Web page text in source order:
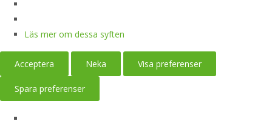
Läs mer om dessa syften
Acceptera Neka Visa preferenser
Spara preferenser